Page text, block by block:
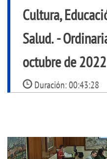
Cultura,
Salud.-
octubre de 2022
Duración:00:43:28